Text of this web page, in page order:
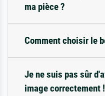
ma pièce ?
Comment choisir le
Je ne suis pas sûr
image correctement !